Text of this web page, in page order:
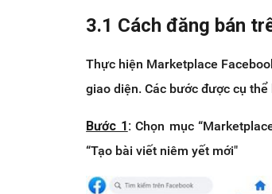
3.1 Cách đăng bán
Thực hiện Marketplace
giao diện. Các bước được cụ thể
Bước 1 :Chọn mục
“Tạo bài viết niêm yết mới"